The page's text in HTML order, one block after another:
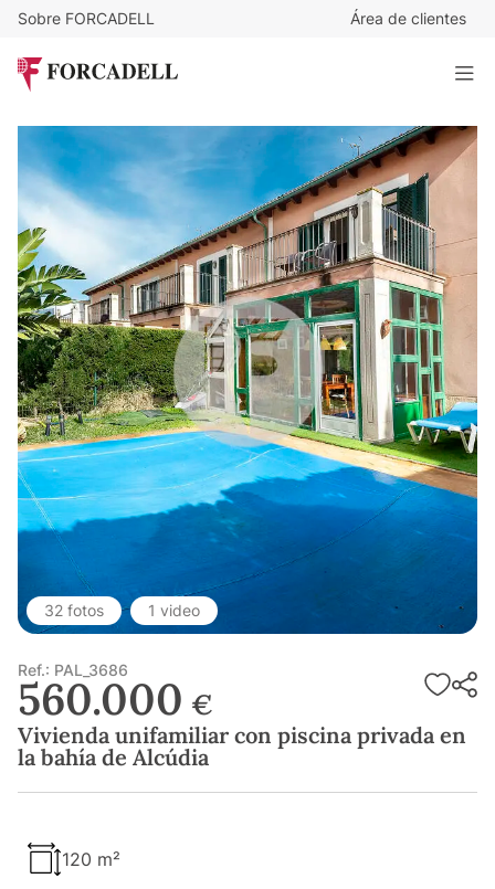
Sobre FORCADELL Área de clientes
560.000
Alcúdia
32 fotos 1 video
Ref.: PAL_3686
560.000 €
Vivienda unifamiliar con piscina privada en
la bahía de Alcúdia
120 m²